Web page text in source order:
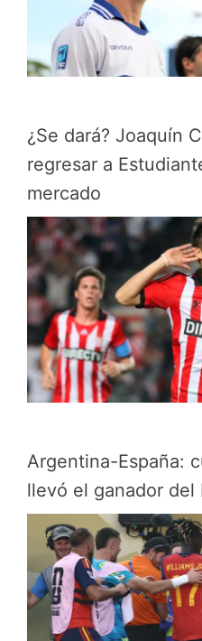
¿Se dará? Joaquín
regresar a
mercado
Argentina-España:
llevó el ganador del